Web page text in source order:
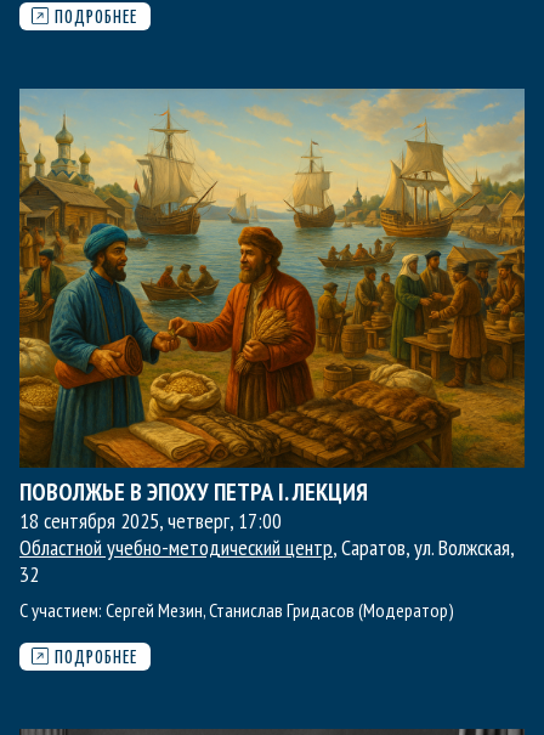
ПОДРОБНЕЕ
ПОВОЛЖЬЕ В ЭПОХУ ПЕТРА I. ЛЕКЦИЯ
18 сентября 2025, четверг, 17:00
Областной учебно-методический центр, Саратов, ул. Волжская,
32
С участием: Сергей Мезин,Станислав Гридасов (Модератор)
ПОДРОБНЕЕ